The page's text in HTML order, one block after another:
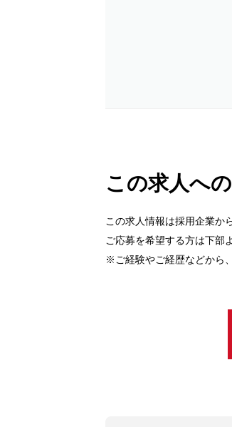
この求人へ
この求人情報は採用企業か
ご応募を希望する方は下部
※ご経験やご経歴などから